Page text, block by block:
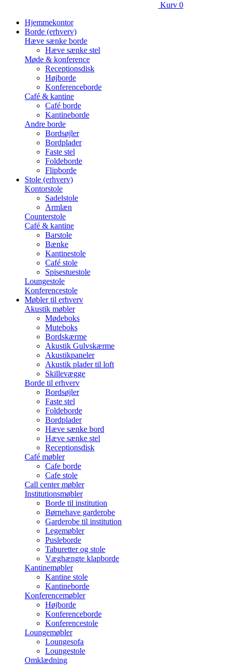
Kurv 0
Hjemmekontor
Borde (erhverv)
Hæve sænke borde
Hæve sænke stel
Møde & konference
Receptionsdisk
Højborde
Konferenceborde
Café & kantine
Café borde
Kantineborde
Andre borde
Bordsøjler
Bordplader
Faste stel
Foldeborde
Flipborde
Stole (erhverv)
Kontorstole
Sadelstole
Armlæn
Counterstole
Café & kantine
Barstole
Bænke
Kantinestole
Café stole
Spisestuestole
Loungestole
Konferencestole
Møbler til erhverv
Akustik møbler
Mødeboks
Muteboks
Bordskærme
Akustik Gulvskærme
Akustikpaneler
Akustik plader til loft
Skillevægge
Borde til erhverv
Bordsøjler
Faste stel
Foldeborde
Bordplader
Hæve sænke bord
Hæve sænke stel
Receptionsdisk
Café møbler
Cafe borde
Cafe stole
Call center møbler
Institutionsmøbler
Borde til institution
Børnehave garderobe
Garderobe til institution
Legemøbler
Pusleborde
Taburetter og stole
Væghængte klapborde
Kantinemøbler
Kantine stole
Kantineborde
Konferencemøbler
Højborde
Konferenceborde
Konferencestole
Loungemøbler
Loungesofa
Loungestole
Omklædning